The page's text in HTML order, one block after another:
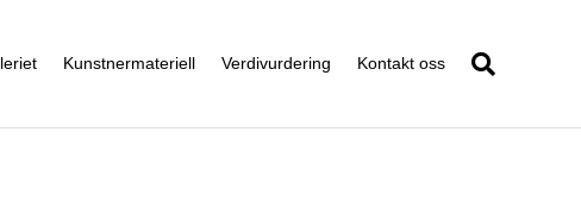
Kunstnermateriell Verdivurdering Kontakt oss